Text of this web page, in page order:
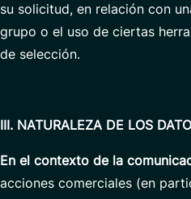
su solicitud, en relación con
grupo o el uso de ciertas
de selección.
III. NATURALEZA DE LOS
En el contexto de la
acciones comerciales (en